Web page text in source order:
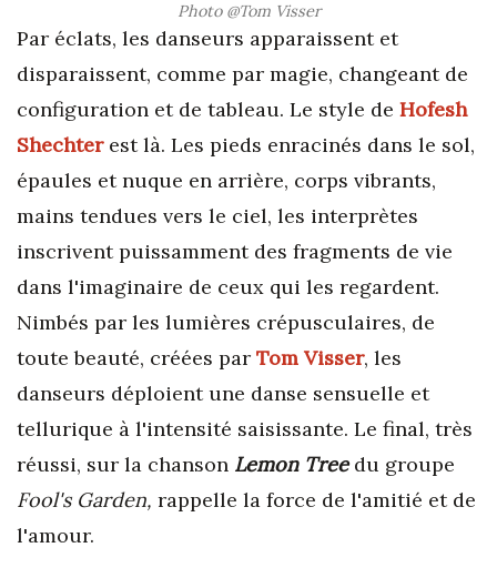
Photo @Tom Visser
Par éclats, les danseurs apparaissent et
disparaissent, comme par magie, changeant de
configuration et de tableau. Le style de Hofesh
Shechter est là. Les pieds enracinés dans le sol,
épaules et nuque en arrière, corps vibrants,
mains tendues vers le ciel, les interprètes
inscrivent puissamment des fragments de vie
dans l'imaginaire de ceux qui les regardent.
Nimbés par les lumières crépusculaires, de
toute beauté, créées par Tom Visser, les
danseurs déploient une danse sensuelle et
tellurique à l'intensité saisissante. Le final, très
réussi, sur la chanson Lemon Treedu groupe
Fool's Garden, rappelle la force de l'amitié et de
l'amour.